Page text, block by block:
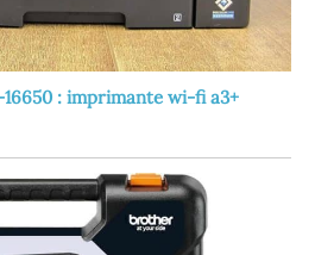
: imprimante wi-fi a3+